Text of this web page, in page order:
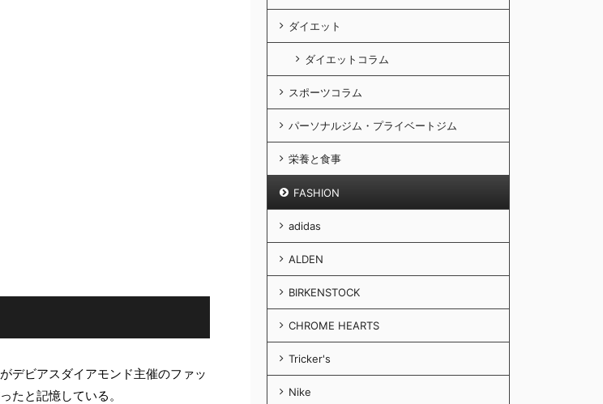
デビアスダイアモンド主催のファッ
たと記憶している。
ダイエット
ダイエットコラム
スポーツコラム
パーソナルジム・プライベートジム
栄養と食事
FASHION
adidas
ALDEN
BIRKENSTOCK
CHROME HEARTS
Tricker's
Nike